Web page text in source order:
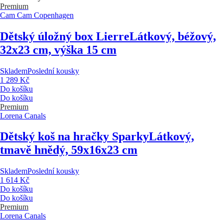
Premium
Cam Cam Copenhagen
Dětský úložný box LierreLátkový, béžový,
32x23 cm, výška 15 cm
SklademPoslední kousky
1 289 Kč
Do košíku
Do košíku
Premium
Lorena Canals
Dětský koš na hračky SparkyLátkový,
tmavě hnědý, 59x16x23 cm
SklademPoslední kousky
1 614 Kč
Do košíku
Do košíku
Premium
Lorena Canals